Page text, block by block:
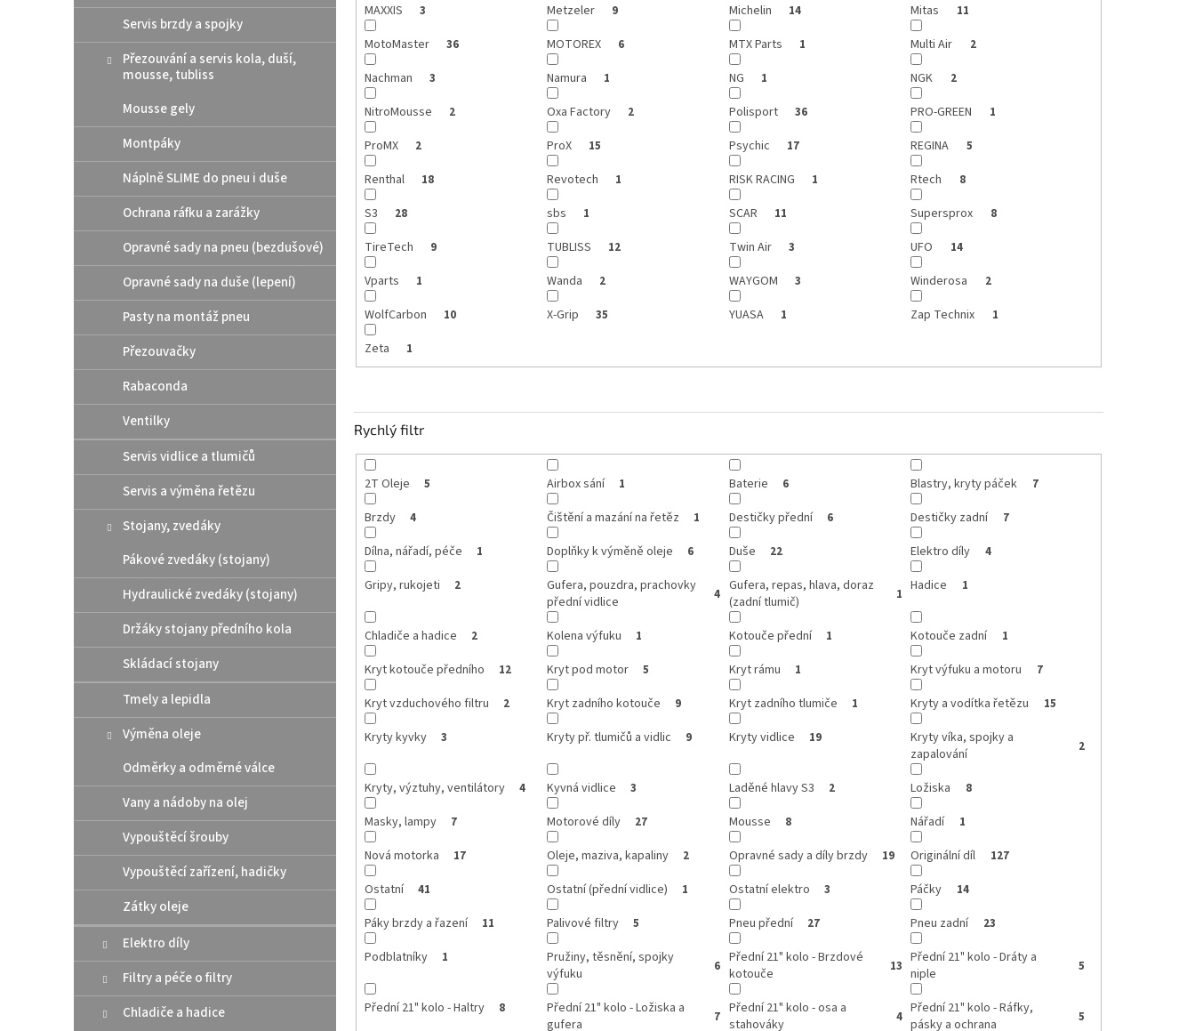
Servis brzdy a spojky
Přezouvání a servis kola, duší,
mousse, tubliss
Mousse gely
Montpáky
Náplně SLIME do pneu i duše
Ochrana ráfku a zarážky
Opravné sady na pneu (bezdušové)
Opravné sady na duše (lepení)
Pasty na montáž pneu
Přezouvačky
Rabaconda
Ventilky
Servis vidlice a tlumičů
Servis a výměna řetězu
Stojany, zvedáky
Pákové zvedáky (stojany)
Hydraulické zvedáky (stojany)
Držáky stojany předního kola
Skládací stojany
Tmely a lepidla
Výměna oleje
Odměrky a odměrné válce
Vany a nádoby na olej
Vypouštěcí šrouby
Vypouštěcí zařízení, hadičky
Zátky oleje
Elektro díly
Filtry a péče o filtry
Chladiče a hadice
MAXXIS 3 Metzeler 9 Michelin 14 Mitas 11
MotoMaster 36 MOTOREX 6 MTX Parts 1 Multi Air 2
Nachman 3 Namura 1 NG 1 NGK 2
NitroMousse 2 Oxa Factory 2 Polisport 36 PRO-GREEN 1
ProMX 2 ProX 15 Psychic 17 REGINA 5
Renthal 18 Revotech 1 RISK RACING 1 Rtech 8
S3 28 sbs 1 SCAR 11 Supersprox 8
TireTech 9 TUBLISS 12 Twin Air 3 UFO 14
Vparts 1 Wanda 2 WAYGOM 3 Winderosa 2
WolfCarbon 10 X-Grip 35 YUASA 1 Zap Technix 1
Zeta 1
Rychlý filtr
2T Oleje 5 Airbox sání 1 Baterie 6 Blastry, kryty páček 7
Brzdy 4 Čištění a mazání na řetěz 1 Destičky přední 6 Destičky zadní 7
Dílna, nářadí, péče 1 Doplňky k výměně oleje 6 Duše 22 Elektro díly 4
Gripy, rukojeti 2
Gufera, pouzdra, prachovky
přední vidlice
4 Gufera, repas, hlava, doraz
(zadní tlumič)
1 Hadice 1
Chladiče a hadice 2 Kolena výfuku 1 Kotouče přední 1 Kotouče zadní 1
Kryt kotouče předního 12 Kryt pod motor 5 Kryt rámu 1 Kryt výfuku a motoru 7
Kryt vzduchového filtru 2 Kryt zadního kotouče 9 Kryt zadního tlumiče 1 Kryty a vodítka řetězu 15
Kryty kyvky 3 Kryty př. tlumičů a vidlic 9 Kryty vidlice 19
Kryty víka, spojky a
zapalování
2
Kryty, výztuhy, ventilátory 4 Kyvná vidlice 3 Laděné hlavy S3 2 Ložiska 8
Masky, lampy 7 Motorové díly 27 Mousse 8 Nářadí 1
Nová motorka 17 Oleje, maziva, kapaliny 2 Opravné sady a díly brzdy 19 Originální díl 127
Ostatní 41 Ostatní (přední vidlice) 1 Ostatní elektro 3 Páčky 14
Páky brzdy a řazení 11 Palivové filtry 5 Pneu přední 27 Pneu zadní 23
Podblatníky 1
Pružiny, těsnění, spojky
výfuku
6 Přední 21" kolo - Brzdové
kotouče
13 Přední 21" kolo - Dráty a
niple
5
Přední 21" kolo - Haltry 8
Přední 21" kolo - Ložiska a
gufera
7 Přední 21" kolo - osa a
stahováky
4 Přední 21" kolo - Ráfky,
pásky a ochrana
5